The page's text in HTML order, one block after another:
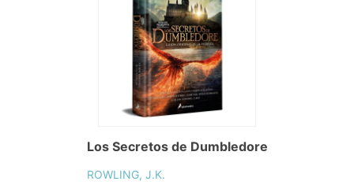
Los Secretos de Dumbledore
ROWLING, J.K.